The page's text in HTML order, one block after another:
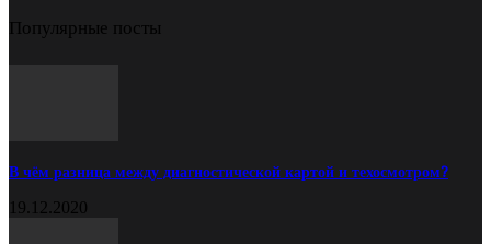
Популярные посты
В чём разница между диагностической картой и техосмотром?
19.12.2020